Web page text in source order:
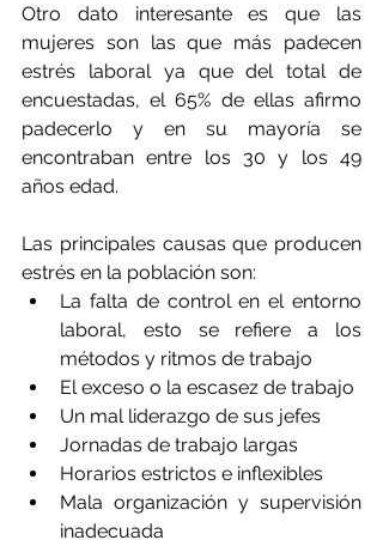
Otro dato interesante es que las
mujeres son las que más padecen
estrés laboral ya que del total de
encuestadas, el 65% de ellas afirmo
padecerlo y en su mayoría se
encontraban entre los 30 y los 49
años edad.
Las principales causas que producen
estrés en la población son:
La falta de control en el entorno
laboral, esto se refiere a los
métodos y ritmos de trabajo
El exceso o la escasez de trabajo
Un mal liderazgo de sus jefes
Jornadas de trabajo largas
Horarios estrictos e inflexibles
Mala organización y supervisión
inadecuada